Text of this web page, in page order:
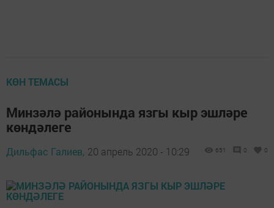
КӨН ТЕМАСЫ
Минзәлә районында язгы кыр эшләре
көндәлеге
Дильфас Галиев, 20 апрель 2020 - 10:29 651 0 0